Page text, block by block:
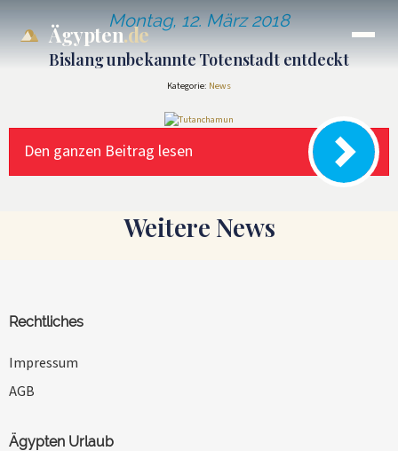
Ägypten.de
Montag, 12. März 2018
Bislang unbekannte Totenstadt entdeckt
Kategorie: News
Den ganzen Beitrag lesen
Weitere News
Rechtliches
Impressum
AGB
Ägypten Urlaub